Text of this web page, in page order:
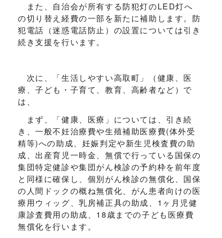
また、自治会が所有する防犯灯のLED灯へ
の切り替え経費の一部を新たに補助します。防
犯電話（迷惑電話防止）の設置については引き
続き支援を行います。
次に、「生活しやすい高取町」（健康、医
療、子ども・子育て、教育、高齢者など）で
は、
まず、「健康、医療」については、引き続
き、一般不妊治療費や生殖補助医療費(体外受
精等)への助成、妊娠判定や新生児検査費の助
成、出産育児一時金、無償で行っている国保の
集団特定健診や集団がん検診の予約枠を前年度
と同様に確保し、個別がん検診の無償化、国保
の人間ドックの概ね無償化、がん患者向けの医
療用ウィッグ、乳房補正具の助成、1ヶ月児健
康診査費用の助成、18歳までの子ども医療費
無償化を行います。